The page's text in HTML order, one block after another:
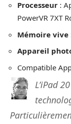
Processeur :
PowerVR 7XT
Mémoire vive
Appareil
Compatible
L’iPad